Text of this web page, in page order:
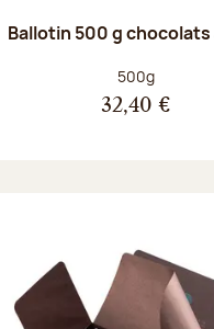
Ballotin 500 g chocolats
Poids net :
500g
32,40 €